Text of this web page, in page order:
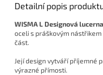
Detailní popis
WISMA L Designová lucerna
oceli s práškovým
část.
Její design vytváří příjemné
výrazné přímosti.